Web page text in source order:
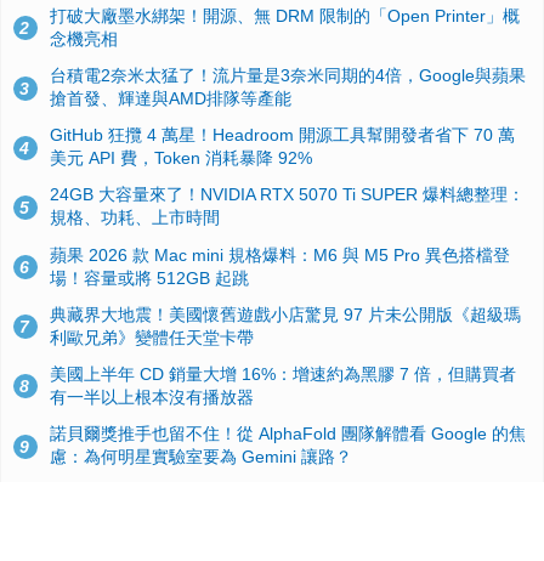
2
打破大廠墨水綁架！開源、無 DRM 限制的「Open Printer」概
念機亮相
3
台積電2奈米太猛了！流片量是3奈米同期的4倍，Google與蘋果
搶首發、輝達與AMD排隊等產能
4
GitHub 狂攬 4 萬星！Headroom 開源工具幫開發者省下 70 萬
美元 API 費，Token 消耗暴降 92%
5
24GB 大容量來了！NVIDIA RTX 5070 Ti SUPER 爆料總整理：
規格、功耗、上市時間
6
蘋果 2026 款 Mac mini 規格爆料：M6 與 M5 Pro 異色搭檔登
場！容量或將 512GB 起跳
7
典藏界大地震！美國懷舊遊戲小店驚見 97 片未公開版《超級瑪
利歐兄弟》變體任天堂卡帶
8
美國上半年 CD 銷量大增 16%：增速約為黑膠 7 倍，但購買者
有一半以上根本沒有播放器
9
諾貝爾獎推手也留不住！從 AlphaFold 團隊解體看 Google 的焦
慮：為何明星實驗室要為 Gemini 讓路？